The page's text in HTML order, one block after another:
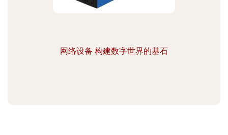
网络设备 构建数字世界的基石